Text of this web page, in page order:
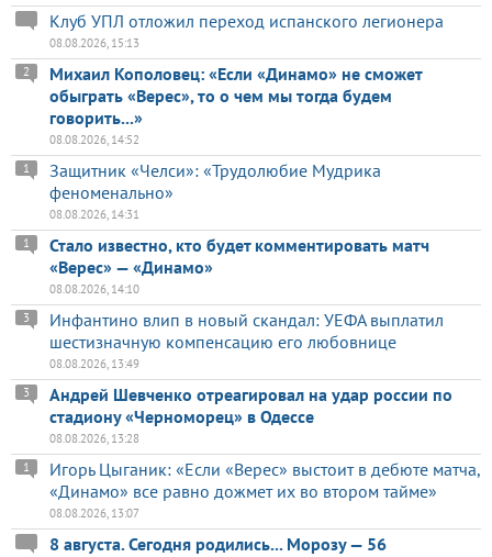
Клуб УПЛ отложил переход испанского легионера
08.08.2026, 15:13
Михаил Кополовец: «Если «Динамо» не сможет
обыграть «Верес», то о чем мы тогда будем
говорить...»
2
08.08.2026, 14:52
Защитник «Челси»: «Трудолюбие Мудрика
феноменально»
1
08.08.2026, 14:31
Стало известно, кто будет комментировать матч
«Верес» — «Динамо»
1
08.08.2026, 14:10
Инфантино влип в новый скандал: УЕФА выплатил
шестизначную компенсацию его любовнице
3
08.08.2026, 13:49
Андрей Шевченко отреагировал на удар россии по
стадиону «Черноморец» в Одессе
3
08.08.2026, 13:28
Игорь Цыганик: «Если «Верес» выстоит в дебюте матча,
«Динамо» все равно дожмет их во втором тайме»
1
08.08.2026, 13:07
8 августа. Сегодня родились... Морозу — 56